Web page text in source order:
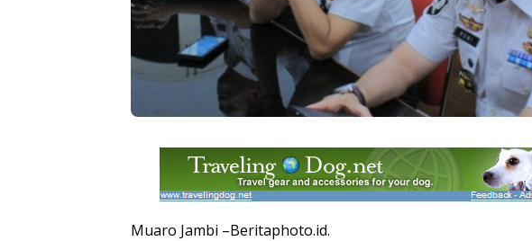
Muaro Jambi –Beritaphoto.id.